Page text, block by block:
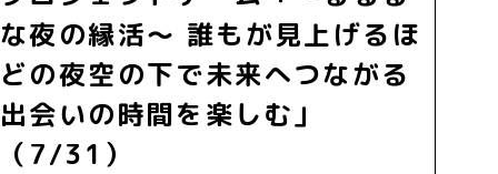
な夜の縁活～ 誰もが見上げるほ
どの夜空の下で未来へつながる
出会いの時間を楽しむ」
（7/31）